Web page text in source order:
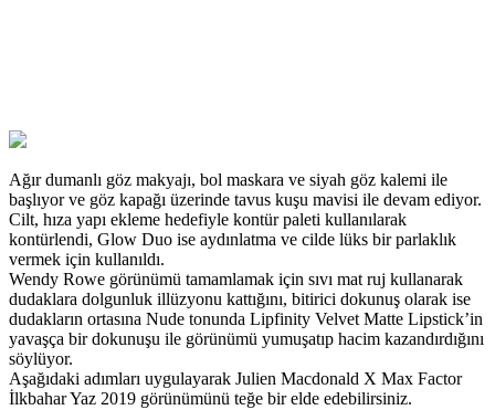
Ağır dumanlı göz makyajı, bol maskara ve siyah göz kalemi ile
başlıyor ve göz kapağı üzerinde tavus kuşu mavisi ile devam ediyor.
Cilt, hıza yapı ekleme hedefiyle kontür paleti kullanılarak
kontürlendi, Glow Duo ise aydınlatma ve cilde lüks bir parlaklık
vermek için kullanıldı.
Wendy Rowe görünümü tamamlamak için sıvı mat ruj kullanarak
dudaklara dolgunluk illüzyonu kattığını, bitirici dokunuş olarak ise
dudakların ortasına Nude tonunda Lipfinity Velvet Matte Lipstick’in
yavaşça bir dokunuşu ile görünümü yumuşatıp hacim kazandırdığını
söylüyor.
Aşağıdaki adımları uygulayarak Julien Macdonald X Max Factor
İlkbahar Yaz 2019 görünümünü teğe bir elde edebilirsiniz.